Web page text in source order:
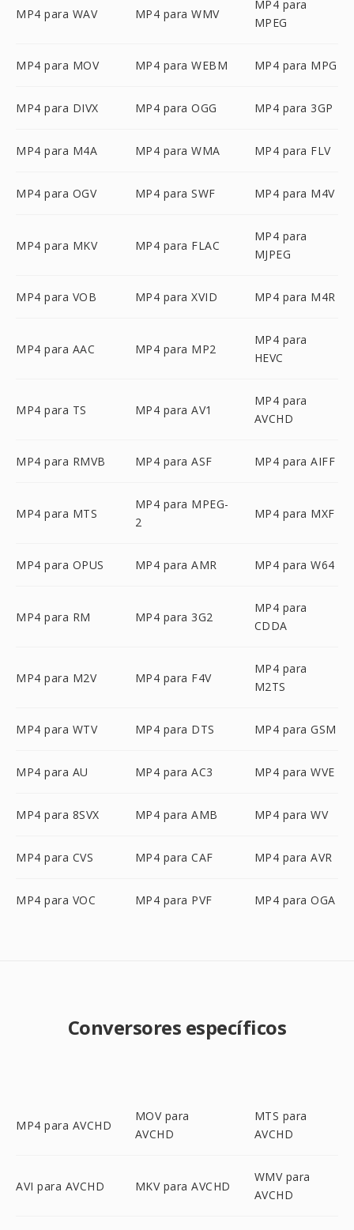
MP4 para WAV MP4 para WMV
MP4 para
MPEG
MP4 para MOV MP4 para WEBM MP4 para MPG
MP4 para DIVX MP4 para OGG MP4 para 3GP
MP4 para M4A MP4 para WMA MP4 para FLV
MP4 para OGV MP4 para SWF MP4 para M4V
MP4 para MKV MP4 para FLAC
MP4 para
MJPEG
MP4 para VOB MP4 para XVID MP4 para M4R
MP4 para AAC MP4 para MP2
MP4 para
HEVC
MP4 para TS MP4 para AV1
MP4 para
AVCHD
MP4 para RMVB MP4 para ASF MP4 para AIFF
MP4 para MTS
MP4 para MPEG-
2
MP4 para MXF
MP4 para OPUS MP4 para AMR MP4 para W64
MP4 para RM MP4 para 3G2
MP4 para
CDDA
MP4 para M2V MP4 para F4V
MP4 para
M2TS
MP4 para WTV MP4 para DTS MP4 para GSM
MP4 para AU MP4 para AC3 MP4 para WVE
MP4 para 8SVX MP4 para AMB MP4 para WV
MP4 para CVS MP4 para CAF MP4 para AVR
MP4 para VOC MP4 para PVF MP4 para OGA
Conversores específicos
MP4 para AVCHD
MOV para
AVCHD
MTS para
AVCHD
AVI para AVCHD MKV para AVCHD
WMV para
AVCHD